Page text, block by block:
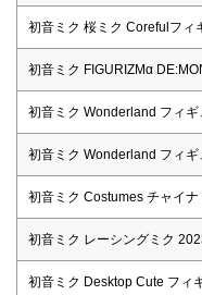
初音ミク 桜ミク Corefulフィ
初音ミク FIGURIZMα
初音ミク Wonderland フィ
初音ミク Wonderland フィギ
初音ミク Costumes チャイナ
初音ミク レーシングミク
初音ミク Desktop Cute フィ